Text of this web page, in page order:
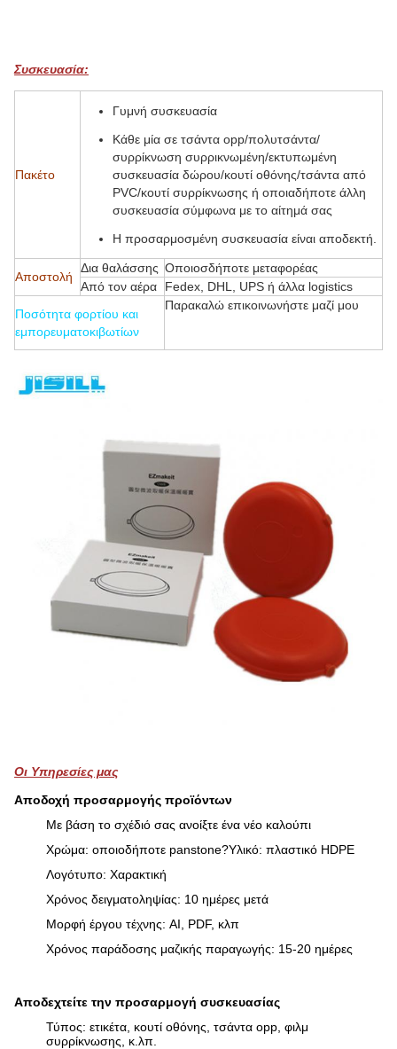
Συσκευασία:
Πακέτο
Γυμνή συσκευασία
Κάθε μία σε τσάντα opp/πολυτσάντα/
συρρίκνωση συρρικνωμένη/εκτυπωμένη
συσκευασία δώρου/κουτί οθόνης/τσάντα από
PVC/κουτί συρρίκνωσης ή οποιαδήποτε άλλη
συσκευασία σύμφωνα με το αίτημά σας
Η προσαρμοσμένη συσκευασία είναι αποδεκτή.
Αποστολή
Δια θαλάσσης Οποιοσδήποτε μεταφορέας
Από τον αέρα
Fedex, DHL, UPS ή άλλα logistics
Ποσότητα φορτίου και
εμπορευματοκιβωτίων
Παρακαλώ επικοινωνήστε μαζί μου
Οι Υπηρεσίες μας
Αποδοχή προσαρμογής προϊόντων
Με βάση το σχέδιό σας ανοίξτε ένα νέο καλούπι
Χρώμα: οποιοδήποτε panstone?Υλικό: πλαστικό HDPE
Λογότυπο: Χαρακτική
Χρόνος δειγματοληψίας: 10 ημέρες μετά
Μορφή έργου τέχνης: AI, PDF, κλπ
Χρόνος παράδοσης μαζικής παραγωγής: 15-20 ημέρες
Αποδεχτείτε την προσαρμογή συσκευασίας
Τύπος: ετικέτα, κουτί οθόνης, τσάντα opp, φιλμ
συρρίκνωσης, κ.λπ.